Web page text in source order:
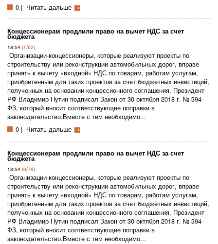
0 | Читать дальше
Концессионерам продлили право на вычет НДС за счет
бюджета
18:54 (1/62)
Организации-концессионеры, которые реализуют проекты по
строительству или реконструкции автомобильных дорог, вправе
принять к вычету «входной» НДС по товарам, работам услугам,
приобретенным для таких проектов за счет бюджетных инвестиций,
полученных на основании концессионного соглашения. Президент
РФ Владимир Путин подписал Закон от 30 октября 2018 г. № 394-
ФЗ, который вносит соответствующие поправки в
законодательство.Вместе с тем необходимо...
0 | Читать дальше
Концессионерам продлили право на вычет НДС за счет
бюджета
18:54 (0/79)
Организации-концессионеры, которые реализуют проекты по
строительству или реконструкции автомобильных дорог, вправе
принять к вычету «входной» НДС по товарам, работам услугам,
приобретенным для таких проектов за счет бюджетных инвестиций,
полученных на основании концессионного соглашения. Президент
РФ Владимир Путин подписал Закон от 30 октября 2018 г. № 394-
ФЗ, который вносит соответствующие поправки в
законодательство.Вместе с тем необходимо...